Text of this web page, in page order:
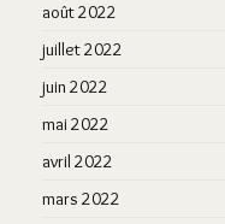
août 2022
juillet 2022
juin 2022
mai 2022
avril 2022
mars 2022